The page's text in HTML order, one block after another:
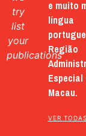
try
list
your
publications
e muito
língua
Região
Especial
Macau.
VER TODAS